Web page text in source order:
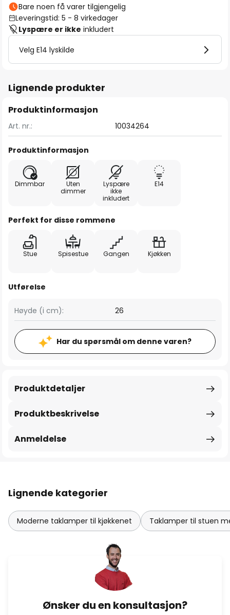
Bare noen få varer tilgjengelig
Leveringstid: 5 - 8 virkedager
Lyspære er ikke inkludert
Velg E14 lyskilde
Lignende produkter
Produktinformasjon
Art. nr.: 10034264
Produktinformasjon
Dimmbar
Uten
dimmer
Lyspære
ikke
inkludert
E14
Perfekt for disse rommene
Stue Spisestue Gangen Kjøkken
Utførelse
Høyde (i cm): 26
Har du spørsmål om denne varen?
Produktbeskrivelse
Produktdetaljer
Anmeldelse
Lignende kategorier
Moderne taklamper til kjøkkenet Taklamper til stuen
Ønsker du en konsultasjon?